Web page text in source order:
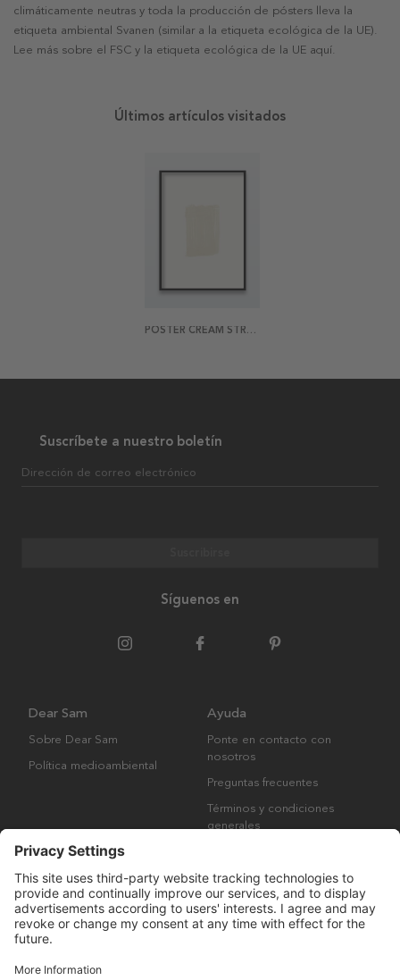
climáticamente neutras y toda la producción de pósters lleva la
etiqueta ambiental Svanen (similar a la etiqueta ecológica de la UE).
Lee más sobre el FSC y la etiqueta ecológica de la UE aquí.
Últimos artículos visitados
POSTER CREAM STROKE
Suscríbete a nuestro boletín
Dirección de correo electrónico
Síguenos en
Dear Sam
Sobre Dear Sam
Política medioambiental
Ayuda
Ponte en contacto con
nosotros
Preguntas frecuentes
Términos y condiciones
generales
Derechos de autor © Many Brands AB 2023. Todos los derechos